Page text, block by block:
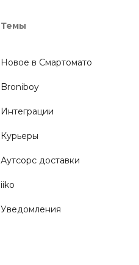
Темы
Новое в Смартомато
Broniboy
Интеграции
Курьеры
Аутсорс доставки
iiko
Уведомления